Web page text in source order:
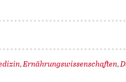
,Ernährungswissenschaften,